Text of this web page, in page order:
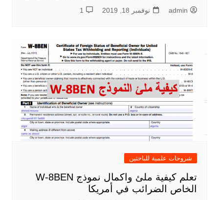
admin نوفمبر 18, 2019 1
شروحات علمية للباحثين
تعلم كيفية ملئ واكمال نموذج W-8BEN
الخاص الضرائب في أمريكا